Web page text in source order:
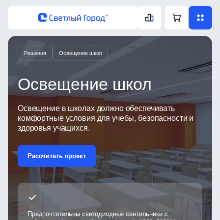
Решения Освещение школ
Освещение школ
Освещение в школах должно обеспечивать
комфортные условия для учебы, безопасности и
здоровья учащихся.
Рассчитать проект
Предпочтительны светодиодные светильники с